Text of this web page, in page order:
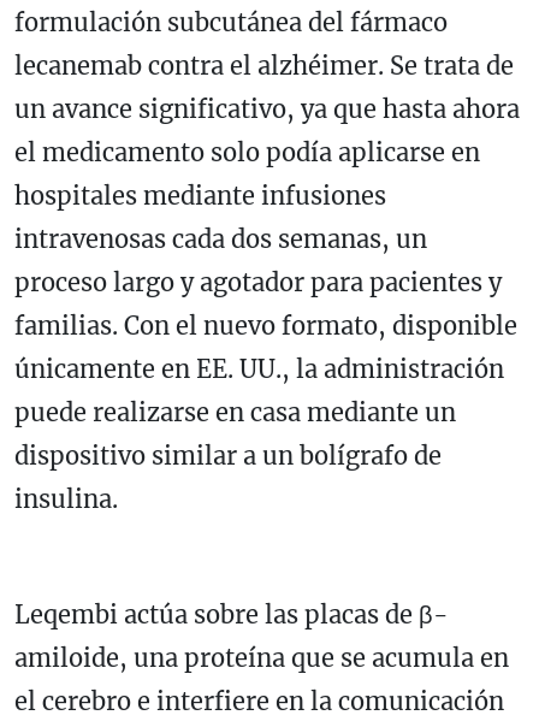
formulación subcutánea del fármaco
lecanemab contra el alzhéimer. Se trata de
un avance significativo, ya que hasta ahora
el medicamento solo podía aplicarse en
hospitales mediante infusiones
intravenosas cada dos semanas, un
proceso largo y agotador para pacientes y
familias. Con el nuevo formato, disponible
únicamente en EE. UU., la administración
puede realizarse en casa mediante un
dispositivo similar a un bolígrafo de
insulina.
Leqembi actúa sobre las placas de β-
amiloide, una proteína que se acumula en
el cerebro e interfiere en la comunicación